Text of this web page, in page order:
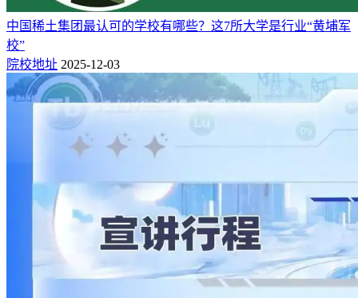
的核心刚需，岗位数量多、就业灵活度高。
2026年春招数据显示，要求掌握AI工具的岗位同比增长
215.61%，计算机类岗位占本科总招聘量的42%。行业用人标
准已从“会写代码”升级为“能解决实际问题”， 大模型应用、网
络安全、工业软件、嵌入式开发方向人才尤为紧缺。
对学生而言，强化编程能力、参与开源项目、积累实战经验是
提升竞争力的关键。嵌入式开发、工业软件、车载系统等方向
通过考研或积累高质量项目突破就业壁垒。软件工程就业覆盖
互联网、智能汽车、智能制造、医疗软件、金融系统等领域，
选择多、薪资优，适配多数理科考生。
电子信息工程 ：连接物理与数字世界的神经中枢
中国稀土集团最认可的学校有哪些？这7所大学是行业“黄埔军
校”
院校地址 2025-12-03